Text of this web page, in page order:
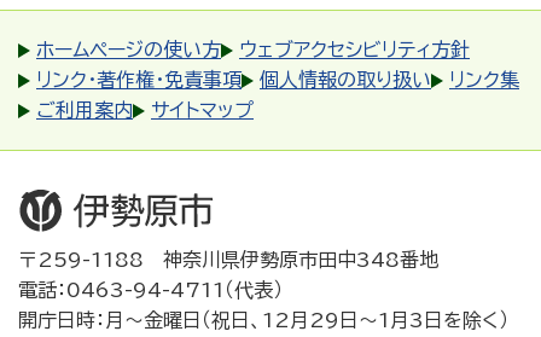
ホームページの使い方
ウェブアクセシビリティ方針
リンク・著作権・免責事項
個人情報の取り扱い
リンク集
ご利用案内
サイトマップ
〒259-1188 神奈川県伊勢原市田中348番地
電話：0463-94-4711（代表）
開庁日時：月～金曜日（祝日、12月29日～1月3日を除く）